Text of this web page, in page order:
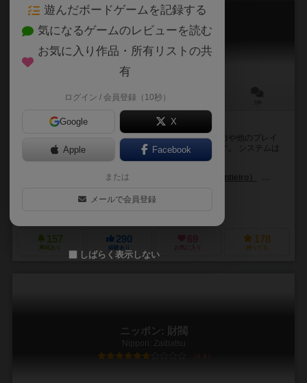
ニッポン：明治維新
Nippon
60～120分
並んだワーカー手元に取れば、文明開化の音がする
ニッポン：明治維新は明治時代の財閥となって外国勢力や他のプレイ
ヤーを押しのけて日本の発展に貢献していくゲームです。 システムは
ワーカープレースメントですが、このゲームの...
ヌノ・ビザロ・センティエイロ（Nuno Bizarro Sentieiro）
157
興味あり
290
経験あり お気に入り
178
持ってる
ニッポン: 財閥
Nippon: Zaibatsu
6.8
遊んだボードゲームを記録する
気になるゲームのレビューを読む
お気に入り作品・所有リストの共
有
ログイン / 会員登録（10秒）
Google X
Apple Facebook
または
メールで会員登録
しばらく表示しない